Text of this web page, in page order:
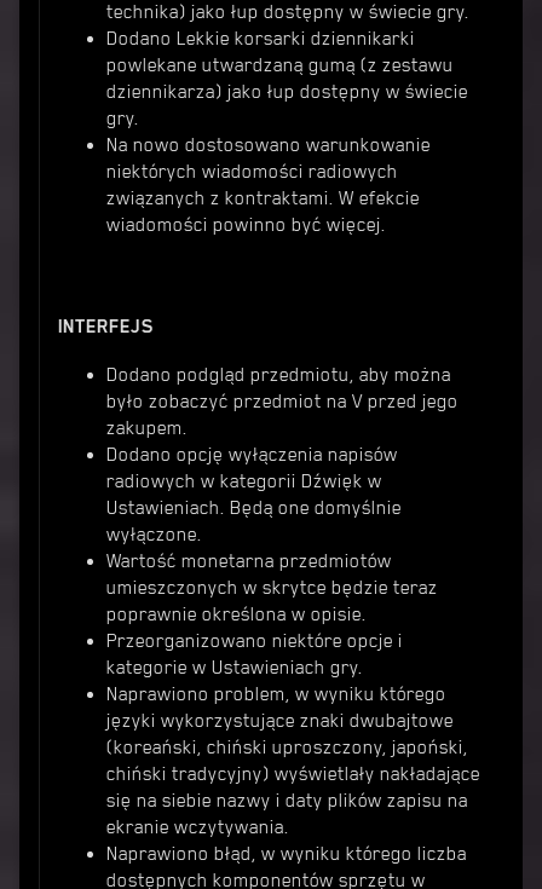
technika) jako łup dostępny w świecie gry.
Dodano Lekkie korsarki dziennikarki
powlekane utwardzaną gumą (z zestawu
dziennikarza) jako łup dostępny w świecie
gry.
Na nowo dostosowano warunkowanie
niektórych wiadomości radiowych
związanych z kontraktami. W efekcie
wiadomości powinno być więcej.
INTERFEJS
Dodano podgląd przedmiotu, aby można
było zobaczyć przedmiot na V przed jego
zakupem.
Dodano opcję wyłączenia napisów
radiowych w kategorii Dźwięk w
Ustawieniach. Będą one domyślnie
wyłączone.
Wartość monetarna przedmiotów
umieszczonych w skrytce będzie teraz
poprawnie określona w opisie.
Przeorganizowano niektóre opcje i
kategorie w Ustawieniach gry.
Naprawiono problem, w wyniku którego
języki wykorzystujące znaki dwubajtowe
(koreański, chiński uproszczony, japoński,
chiński tradycyjny) wyświetlały nakładające
się na siebie nazwy i daty plików zapisu na
ekranie wczytywania.
Naprawiono błąd, w wyniku którego liczba
dostępnych komponentów sprzętu w